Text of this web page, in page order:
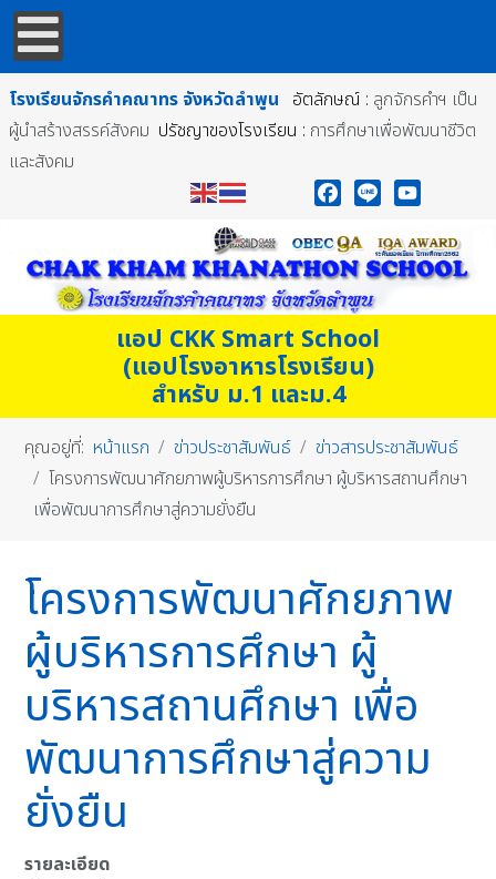
โรงเรียนจักรคำคณาทร จังหวัดลำพูน อัตลักษณ์ : ลูกจักรคำฯ เป็น
ผู้นำสร้างสรรค์สังคม ปรัชญาของโรงเรียน : การศึกษาเพื่อพัฒนาชีวิต
และสังคม
แอป CKK Smart School
(แอปโรงอาหารโรงเรียน)
สำหรับ ม.1 และม.4
คุณอยู่ที่: หน้าแรก ข่าวประชาสัมพันธ์
ข่าวสารประชาสัมพันธ์
โครงการพัฒนาศักยภาพผู้บริหารการศึกษา ผู้บริหารสถานศึกษา
เพื่อพัฒนาการศึกษาสู่ความยั่งยืน
โครงการพัฒนาศักยภาพ
ผู้บริหารการศึกษา ผู้
บริหารสถานศึกษา เพื่อ
พัฒนาการศึกษาสู่ความ
ยั่งยืน
รายละเอียด